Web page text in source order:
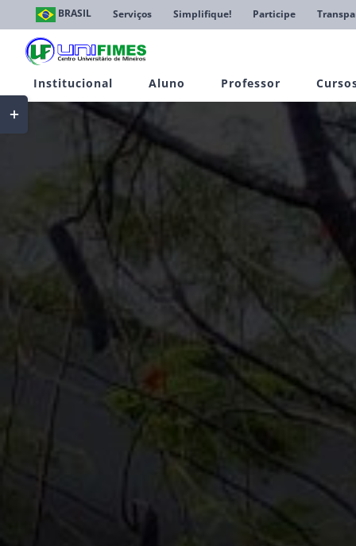
conteúdo
BRASIL Serviços Simplifique! Participe
Institucional Aluno Professor
Toggle
Sliding
Bar